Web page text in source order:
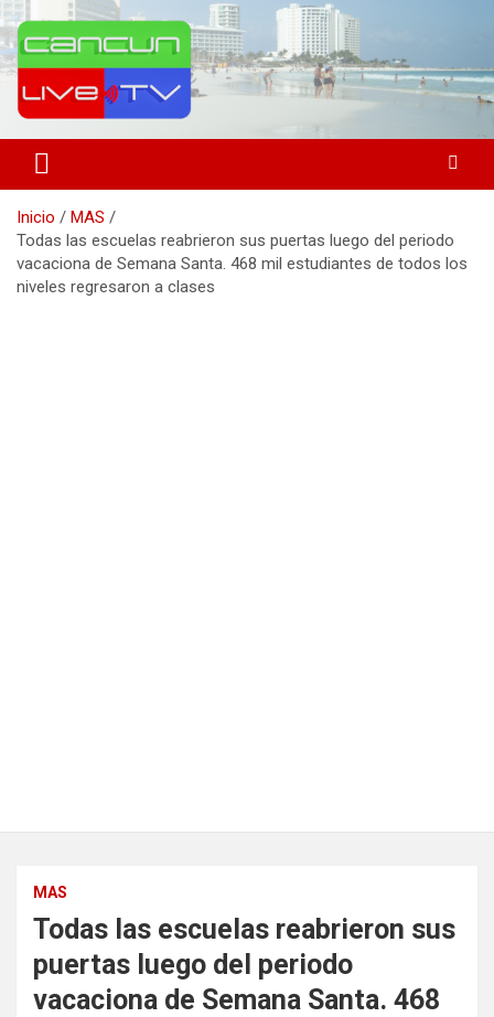
Saltar
al
contenido
Cancún Live Tv
Inicio
MAS
Todas las escuelas reabrieron sus puertas luego del periodo
vacaciona de Semana Santa. 468 mil estudiantes de todos los
niveles regresaron a clases
MAS
Todas las escuelas reabrieron sus
puertas luego del periodo
vacaciona de Semana Santa. 468